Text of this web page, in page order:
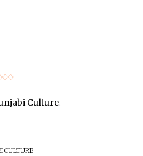
Culture.
CULTURE